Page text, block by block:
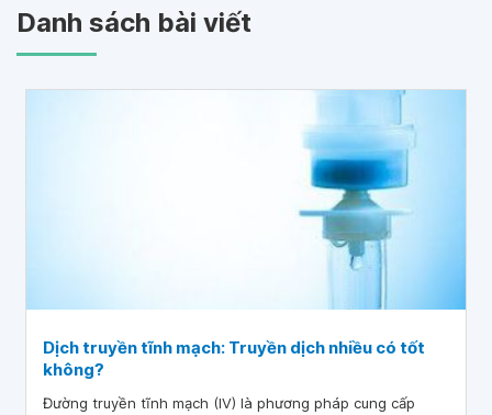
Danh sách bài viết
Dịch truyền tĩnh mạch: Truyền dịch nhiều có tốt
không?
Đường truyền tĩnh mạch (IV) là phương pháp cung cấp